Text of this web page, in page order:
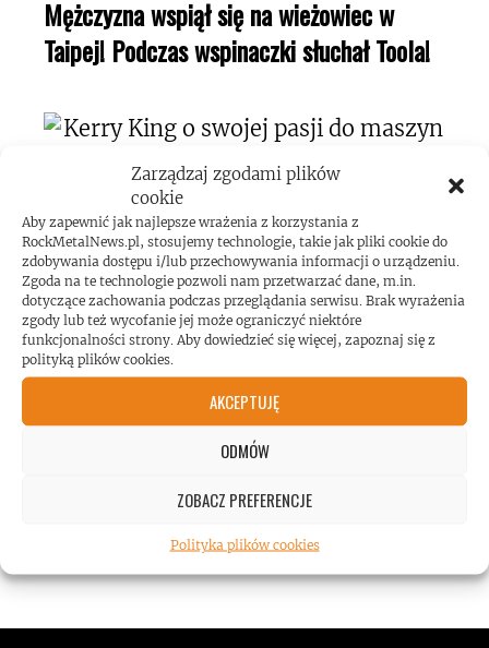
Zarządzaj zgodami plików
cookie
Aby zapewnić jak najlepsze wrażenia z korzystania z
RockMetalNews.pl, stosujemy technologie, takie jak pliki cookie do
zdobywania dostępu i/lub przechowywania informacji o urządzeniu.
Zgoda na te technologie pozwoli nam przetwarzać dane, m.in.
dotyczące zachowania podczas przeglądania serwisu. Brak wyrażenia
zgody lub też wycofanie jej może ograniczyć niektóre
funkcjonalności strony. Aby dowiedzieć się więcej, zapoznaj się z
polityką plików cookies.
AKCEPTUJĘ
ODMÓW
ZOBACZ PREFERENCJE
Polityka plików cookies
Mężczyzna wspiął się na wieżowiec w
Taipej! Podczas wspinaczki słuchał Toola!
Kerry King o swojej pasji do maszyn
pinball!
Koncert AC/DC przekroczył poziom